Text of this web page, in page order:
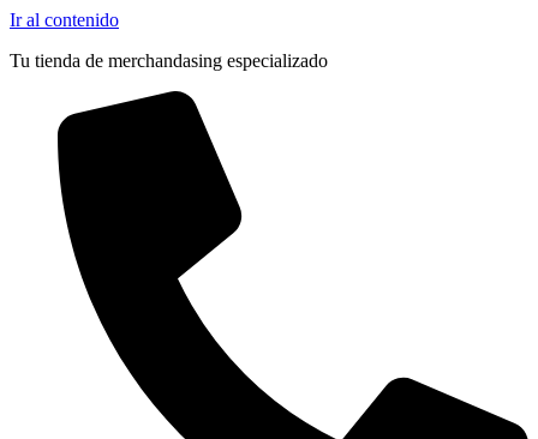
Ir al contenido
Tu tienda de merchandasing especializado